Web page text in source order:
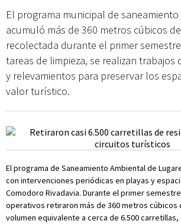
El programa municipal de
acumuló más de 360 metros cúbicos
recolectada durante el primer
tareas de limpieza, se realizan trabajos
y relevamientos para preservar los
valor turístico.
El programa de Saneamiento Ambiental de
con intervenciones periódicas en playas y
Comodoro Rivadavia. Durante el primer
operativos retiraron más de 360 metros cúbicos
volumen equivalente a cerca de 6.500 carretillas,